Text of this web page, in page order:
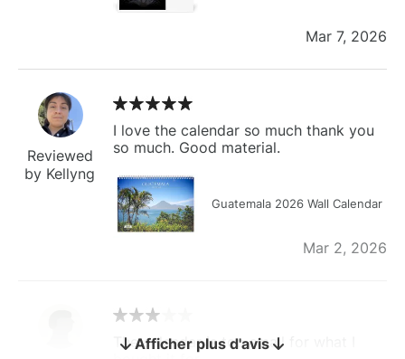
Mar 7, 2026
Reviewed
by Kellyng
I love the calendar so much thank you
so much. Good material.
Guatemala 2026 Wall Calendar
Mar 2, 2026
The calendar is too small for what I
Afficher plus d'avis